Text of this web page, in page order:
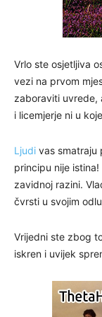
Vrlo ste osjetljiva
vezi na prvom
zaboraviti uvrede,
i licemjerje ni u
Ljudi vas smatraju
principu nije
zavidnoj razini.
čvrsti u svojim
Vrijedni ste zbog
iskren i uvijek